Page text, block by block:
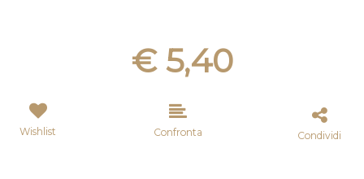
€ 5,40
Wishlist Confronta Condividi